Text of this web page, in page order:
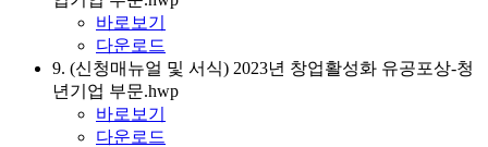
바로보기
다운로드
9. (신청매뉴얼 및 서식) 2023년 창업활성화 유공포상-청
년기업 부문.hwp
바로보기
다운로드